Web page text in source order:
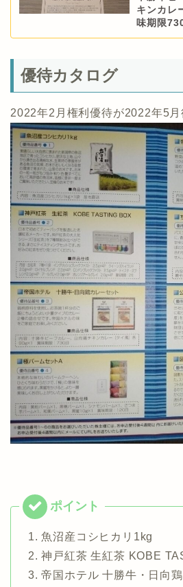
キンカレ
味期限
優待カタログ
2022年2月権利優待が2022年5月
1. 魚沼産コシヒカリ1kg
2. 神戸紅茶 生紅茶 KOBE
3. 帝国ホテル 十勝牛・日向